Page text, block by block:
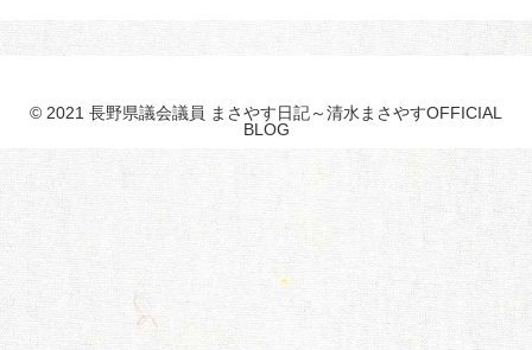
© 2021 長野県議会議員 まさやす日記～清水まさやすOFFICIAL
BLOG